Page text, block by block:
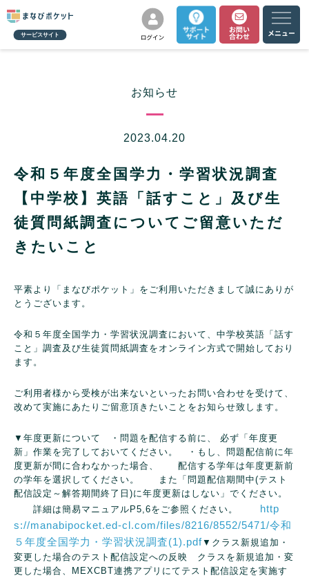
サービスサイト
お知らせ
2023.04.20
令和５年度全国学力・学習状況調査
【中学校】英語「話すこと」及び生
徒質問紙調査についてご留意いただ
きたいこと
平素より「まなびポケット」をご利用いただきまして誠にありが
とうございます。
令和５年度全国学力・学習状況調査において、中学校英語「話す
こと」調査及び生徒質問紙調査をオンライン方式で開始しており
ます。
ご利用者様から受検が出来ないといったお問い合わせを受けて、
改めて実施にあたりご留意頂きたいことをお知らせ致します。
▼年度更新について
・問題を配信する前に、 必ず「年度更
新」作業を完了しておいてください。
・もし、問題配信前に年
度更新が間に合わなかった場合、
配信する学年は年度更新前
の学年を選択してください。
また「問題配信期間中(テスト
配信設定～解答期間終了日)に年度更新はしない」でください。
詳細は簡易マニュアルP5,6をご参照ください。
http
s://manabipocket.ed-cl.com/files/8216/8552/5471/令和
５年度全国学力・学習状況調査(1).pdf▼クラス新規追加・
変更した場合のテスト配信設定への反映 クラスを新規追加・変
更した場合、MEXCBT連携アプリにてテスト配信設定を実施す